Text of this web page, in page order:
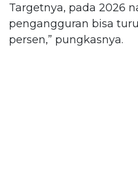
Targetnya, pada 2026
pengangguran bisa
persen,” pungkasnya.